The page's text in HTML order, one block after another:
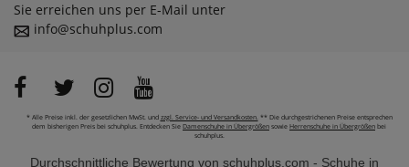
Sie erreichen uns per E-Mail unter
info@schuhplus.com
* Alle Preise inkl. der gesetzlichen MwSt. und zzgl. Service- und Versandkosten. ** Die durchgestrichenen Preise entsprechen
dem bisherigen Preis bei schuhplus. Entdecken Sie Damenschuhe in Übergrößen sowie Herrenschuhe in Übergrößen bei
schuhplus.
Durchschnittliche Bewertung von schuhplus.com - Schuhe in